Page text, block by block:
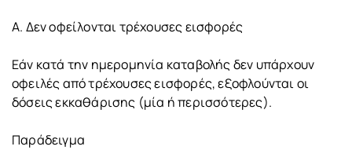
Α. Δεν οφείλονται τρέχουσες εισφορές
Εάν κατά την ημερομηνία καταβολής δεν υπάρχουν
οφειλές από τρέχουσες εισφορές, εξοφλούνται οι
δόσεις εκκαθάρισης (μία ή περισσότερες).
Παράδειγμα